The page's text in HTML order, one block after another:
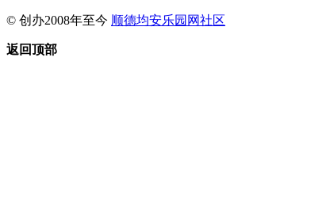
© 创办2008年至今 顺德均安乐园网社区
返回顶部